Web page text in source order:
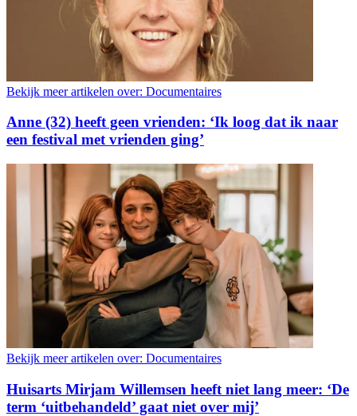
Bekijk meer artikelen over: Documentaires
Anne (32) heeft geen vrienden: ‘Ik loog dat ik naar
een festival met vrienden ging’
Bekijk meer artikelen over: Documentaires
Huisarts Mirjam Willemsen heeft niet lang meer: ‘De
term ‘uitbehandeld’ gaat niet over mij’